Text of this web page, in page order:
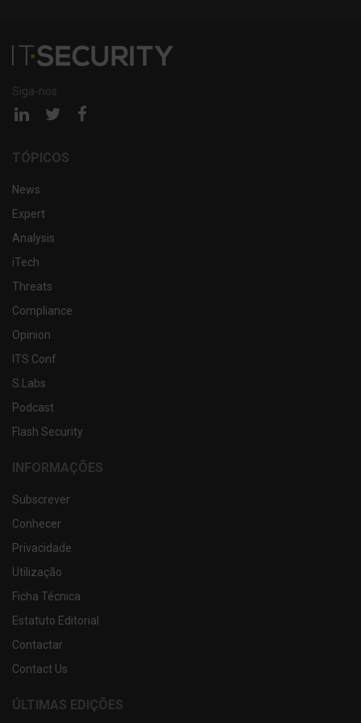
Siga-nos:
Página Página
TÓPICOS
News
Expert
Analysis
iTech
Threats
Compliance
Opinion
ITS Conf
S.Labs
Podcast
Flash Security
INFORMAÇÕES
Subscrever
Conhecer
Privacidade
Utilização
Ficha Técnica
Estatuto Editorial
Contactar
Contact Us
ÚLTIMAS EDIÇÕES